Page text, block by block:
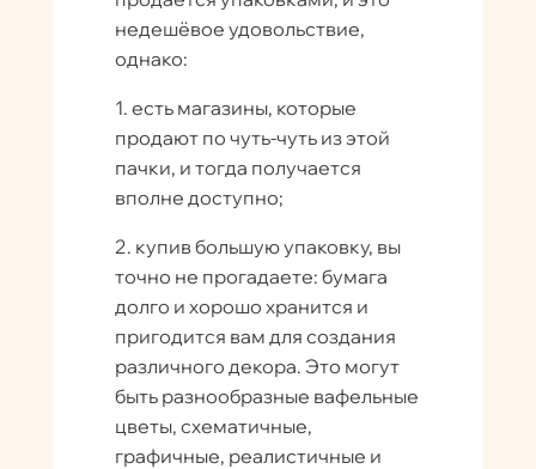
недешёвое удовольствие,
однако:
1. есть магазины, которые
продают по чуть-чуть из этой
пачки, и тогда получается
вполне доступно;
2. купив большую упаковку, вы
точно не прогадаете: бумага
долго и хорошо хранится и
пригодится вам для создания
различного декора. Это могут
быть разнообразные вафельные
цветы, схематичные,
графичные, реалистичные и